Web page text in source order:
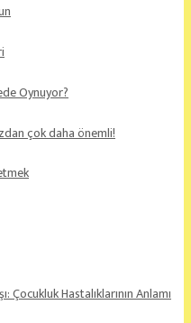
Oynuyor?
çok daha önemli!
Çocukluk Hastalıklarının Anlamı